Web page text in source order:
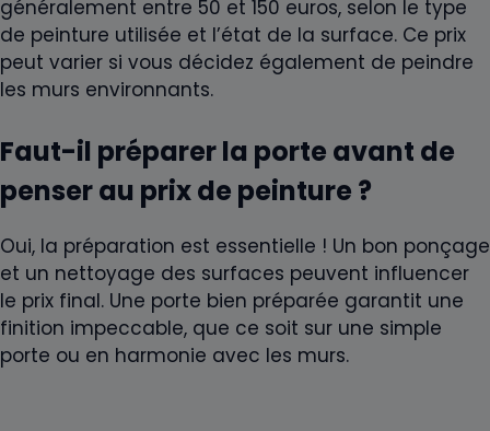
généralement entre 50 et 150 euros, selon le type
de peinture utilisée et l’état de la surface. Ce prix
peut varier si vous décidez également de peindre
les murs environnants.
Faut-il préparer la porte avant de
penser au prix de peinture ?
Oui, la préparation est essentielle ! Un bon ponçage
et un nettoyage des surfaces peuvent influencer
le prix final. Une porte bien préparée garantit une
finition impeccable, que ce soit sur une simple
porte ou en harmonie avec les murs.